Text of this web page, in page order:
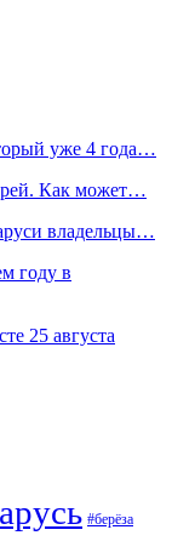
уже 4 года…
Как может…
владельцы…
году в
25 августа
#берёза